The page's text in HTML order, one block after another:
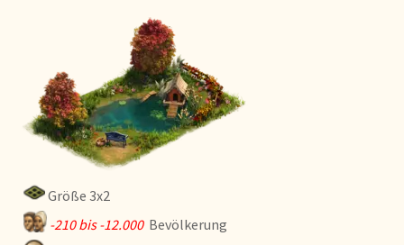
Größe 3x2
-210 bis -12.000 Bevölkerung